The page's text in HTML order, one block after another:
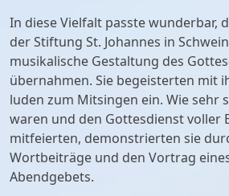
In diese Vielfalt passte wunderbar,
der Stiftung St. Johannes in
musikalische Gestaltung des
übernahmen. Sie begeisterten mit
luden zum Mitsingen ein. Wie sehr
waren und den Gottesdienst voller
mitfeierten, demonstrierten sie
Wortbeiträge und den Vortrag
Abendgebets.